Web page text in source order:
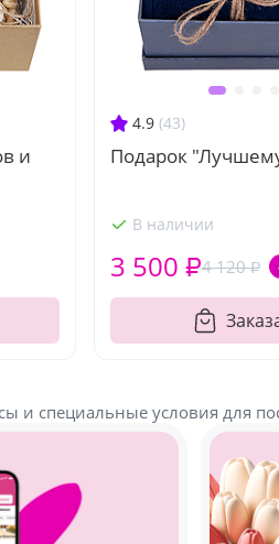
и
4.9 (43)
Подарок
В наличии
4 120 ₽
3 500 ₽
и специальные условия для